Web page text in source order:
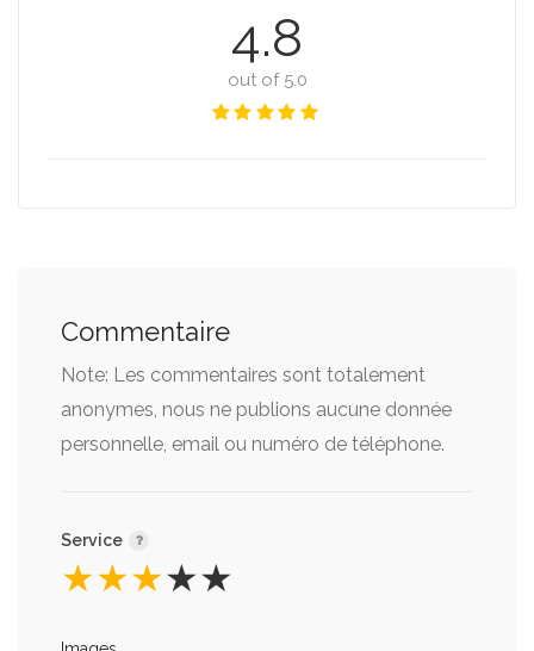
4.8
out of 5.0
Commentaire
Note: Les commentaires sont totalement
anonymes, nous ne publions aucune donnée
personnelle, email ou numéro de téléphone.
Service
★
★
★
★
★